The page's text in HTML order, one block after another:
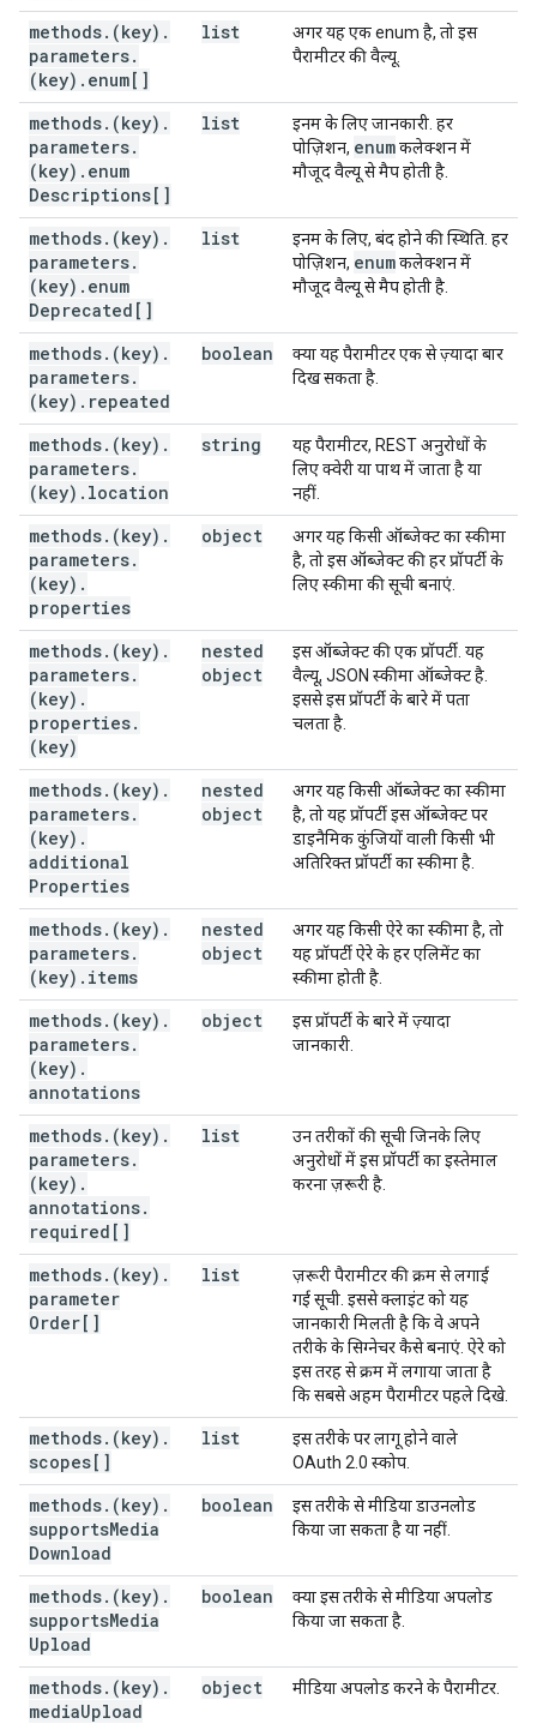
methods. (key) .
parameters.
(key) . enum[]
list
अगर यह एक enum है, तो इस
पैरामीटर की वैल्यू.
methods. (key) .
parameters.
(key) . enum
Descriptions[]
list
इनम के लिए जानकारी. हर
पोज़िशन, enumकलेक्शन में
मौजूद वैल्यू से मैप होती है.
methods. (key) .
parameters.
(key) . enum
Deprecated[]
list
इनम के लिए, बंद होने की स्थिति. हर
पोज़िशन, enumकलेक्शन में
मौजूद वैल्यू से मैप होती है.
methods. (key) .
parameters.
(key) . repeated
boolean
क्या यह पैरामीटर एक से ज़्यादा बार
दिख सकता है.
methods. (key) .
parameters.
(key) . location
string
यह पैरामीटर, REST अनुरोधों के
लिए क्वेरी या पाथ में जाता है या
नहीं.
methods. (key) .
parameters.
(key) .
properties
object
अगर यह किसी ऑब्जेक्ट का स्कीमा
है, तो इस ऑब्जेक्ट की हर प्रॉपर्टी के
लिए स्कीमा की सूची बनाएं.
methods. (key) .
parameters.
(key) .
properties.
(key)
nested
object
इस ऑब्जेक्ट की एक प्रॉपर्टी. यह
वैल्यू, JSON स्कीमा ऑब्जेक्ट है.
इससे इस प्रॉपर्टी के बारे में पता
चलता है.
methods. (key) .
parameters.
(key) .
additional
Properties
nested
object
अगर यह किसी ऑब्जेक्ट का स्कीमा
है, तो यह प्रॉपर्टी इस ऑब्जेक्ट पर
डाइनैमिक कुंजियों वाली किसी भी
अतिरिक्त प्रॉपर्टी का स्कीमा है.
methods. (key) .
parameters.
(key) . items
nested
object
अगर यह किसी ऐरे का स्कीमा है, तो
यह प्रॉपर्टी ऐरे के हर एलिमेंट का
स्कीमा होती है.
methods. (key) .
parameters.
(key) .
annotations
object
इस प्रॉपर्टी के बारे में ज़्यादा
जानकारी.
methods. (key) .
parameters.
(key) .
annotations.
required[]
list
उन तरीकों की सूची जिनके लिए
अनुरोधों में इस प्रॉपर्टी का इस्तेमाल
करना ज़रूरी है.
methods. (key) .
parameter
Order[]
list
ज़रूरी पैरामीटर की क्रम से लगाई
गई सूची. इससे क्लाइंट को यह
जानकारी मिलती है कि वे अपने
तरीके के सिग्नेचर कैसे बनाएं. ऐरे को
इस तरह से क्रम में लगाया जाता है
कि सबसे अहम पैरामीटर पहले दिखे.
methods. (key) .
scopes[]
list
इस तरीके पर लागू होने वाले
OAuth 2.0 स्कोप.
methods. (key) .
supportsMedia
Download
boolean
इस तरीके से मीडिया डाउनलोड
किया जा सकता है या नहीं.
methods. (key) .
supportsMedia
Upload
boolean
क्या इस तरीके से मीडिया अपलोड
किया जा सकता है.
methods. (key) .
mediaUpload
object मीडिया अपलोड करने के पैरामीटर.